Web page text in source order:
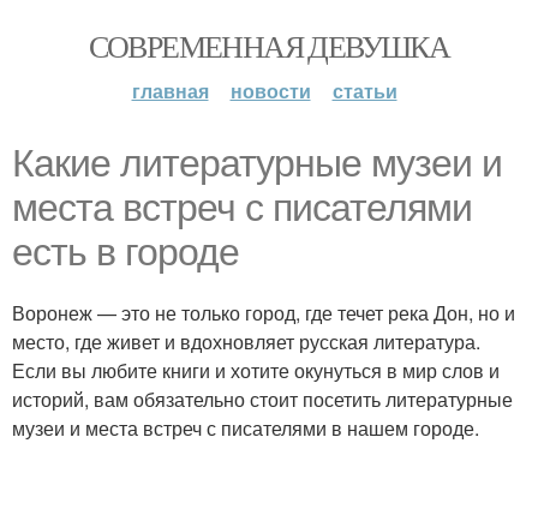
СОВРЕМЕННАЯ ДЕВУШКА
главная новости статьи
Какие литературные музеи и
места встреч с писателями
есть в городе
Воронеж — это не только город, где течет река Дон, но и
место, где живет и вдохновляет русская литература.
Если вы любите книги и хотите окунуться в мир слов и
историй, вам обязательно стоит посетить литературные
музеи и места встреч с писателями в нашем городе.